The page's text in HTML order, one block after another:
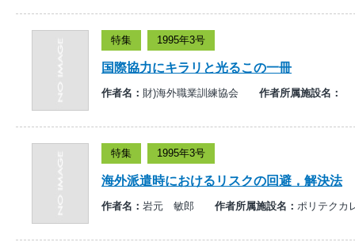
特集 1995年3号
国際協力にキラリと光るこの一冊
作者名： 財)海外職業訓練協会 作者所属施設名：
特集 1995年3号
海外派遣時におけるリスクの回避，解決法
作者名： 岩元 敏郎 作者所属施設名： ポリテクカ